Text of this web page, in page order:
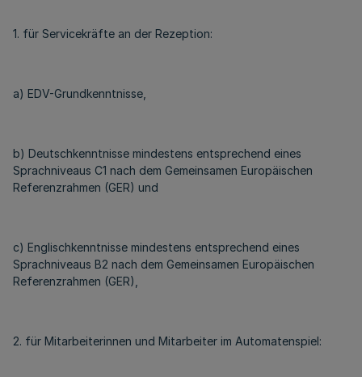
1. für Servicekräfte an der Rezeption:
a) EDV-Grundkenntnisse,
b) Deutschkenntnisse mindestens entsprechend eines
Sprachniveaus C1 nach dem Gemeinsamen Europäischen
Referenzrahmen (GER) und
c) Englischkenntnisse mindestens entsprechend eines
Sprachniveaus B2 nach dem Gemeinsamen Europäischen
Referenzrahmen (GER),
2. für Mitarbeiterinnen und Mitarbeiter im Automatenspiel: